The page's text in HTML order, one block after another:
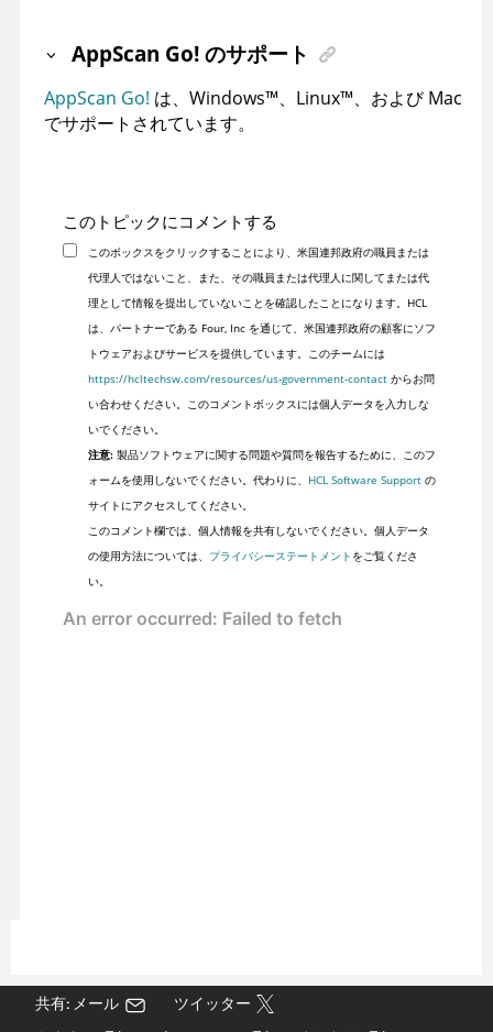
AppScan Go! のサポート
AppScan Go! は、 Windows™、 Linux™、および Mac
でサポートされています。
このトピックにコメントする
このボックスをクリックすることにより、米国連邦政府の職員または
代理人ではないこと、また、その職員または代理人に関してまたは代
理として情報を提出していないことを確認したことになります。HCL
は、パートナーである Four, Inc を通じて、米国連邦政府の顧客にソフ
トウェアおよびサービスを提供しています。このチームには
https://hcltechsw.com/resources/us-government-contactからお問
い合わせください。このコメントボックスには個人データを入力しな
いでください。
注意:製品ソフトウェアに関する問題や質問を報告するために、このフ
ォームを使用しないでください。代わりに、 HCL Software Supportの
サイトにアクセスしてください。
このコメント欄では、個人情報を共有しないでください。個人データ
の使用方法については、 プライバシーステートメント をご覧くださ
い。
共有: メール
ツイッター